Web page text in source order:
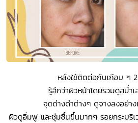
หลังใช้ติดต่อกันเกือบ ๆ
รู้สึกว่าผิวหน้าโดยรวมดูสม่ำ
จุดด่างดำต่างๆ ดูจางลงอย่าง
ผิวดูอิ่มฟู และชุ่มชื้นขึ้นมากๆ รอยกระบริ